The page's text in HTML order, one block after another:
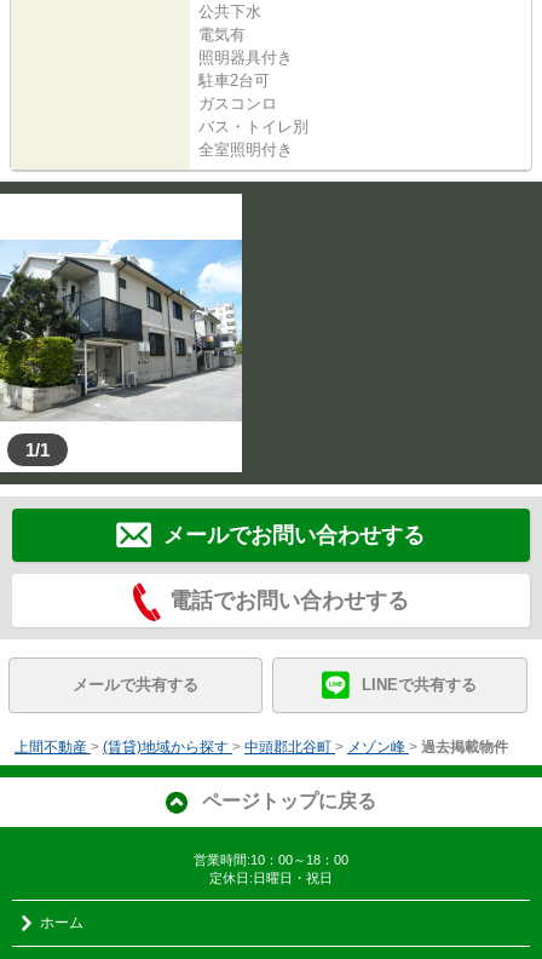
公共下水
電気有
照明器具付き
駐車2台可
ガスコンロ
バス・トイレ別
全室照明付き
1/1
メールでお問い合わせする
電話でお問い合わせする
メールで共有する LINEで共有する
上間不動産 > (賃貸)地域から探す > 中頭郡北谷町 > メゾン峰 > 過去掲載物件
ページトップに戻る
営業時間:10：00～18：00
定休日:日曜日・祝日
ホーム